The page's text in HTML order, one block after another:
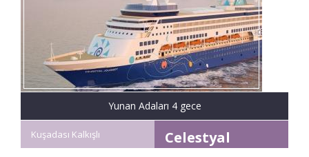
Yunan Adaları 4 gece
Kuşadası Kalkışlı
Celestyal